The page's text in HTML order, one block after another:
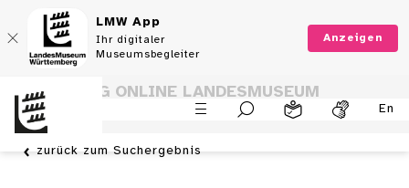
LMW App
Ihr digitaler
Museumsbegleiter
Anzeigen
En
SAMMLUNG ONLINE LANDESMUSEUM
WÜRTTEMBERG
zurück zum Suchergebnis